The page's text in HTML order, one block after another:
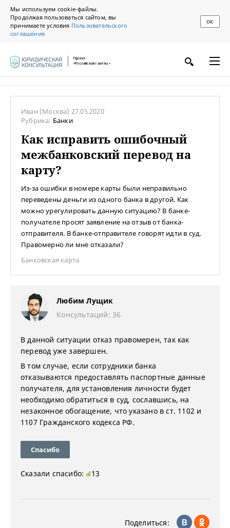
Мы используем cookie-файлы.
Продолжая пользоваться сайтом, вы
принимаете условия Пользовательского
соглашения
ОК
Проект
«Российской газеты»
Иван (Москва) 27.05.2020
Рубрика: Банки
Как исправить ошибочный
межбанковский перевод на
карту?
Из-за ошибки в номере карты были неправильно
переведены деньги из одного банка в другой. Как
можно урегулировать данную ситуацию? В банке-
получателе просят заявление на отзыв от банка-
отправителя. В банке-отправителе говорят идти в суд.
Правомерно ли мне отказали?
Банковская карта
Любим Лущик
Консультаций: 36
В данной ситуации отказ правомерен, так как
перевод уже завершен.
В том случае, если сотрудники банка
отказываются предоставлять паспортные данные
получателя, для установления личности будет
необходимо обратиться в суд, сославшись, на
незаконное обогащение, что указано в ст. 1102 и
1107 Гражданского кодекса РФ.
Спасибо
Сказали спасибо: 13
Поделиться: